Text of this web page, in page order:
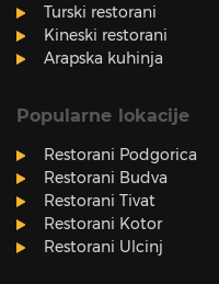
Turski restorani
Kineski restorani
Arapska kuhinja
Popularne lokacije
Restorani Podgorica
Restorani Budva
Restorani Tivat
Restorani Kotor
Restorani Ulcinj